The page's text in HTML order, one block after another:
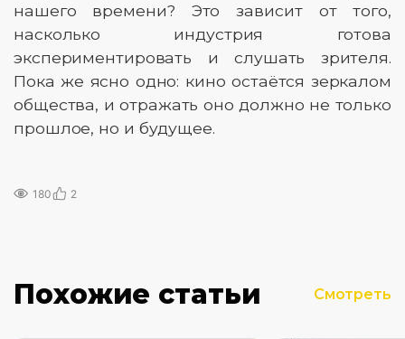
нашего времени? Это зависит от того,
насколько индустрия готова
экспериментировать и слушать зрителя.
Пока же ясно одно: кино остаётся зеркалом
общества, и отражать оно должно не только
прошлое, но и будущее.
180 2
Похожие статьи Смотреть